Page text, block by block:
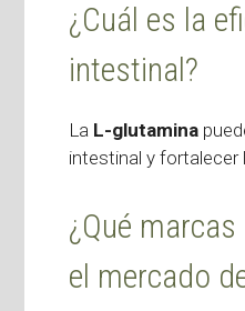
¿Cuál es la
intestinal?
La L-glutamina
intestinal y fortalecer
¿Qué
el mercado